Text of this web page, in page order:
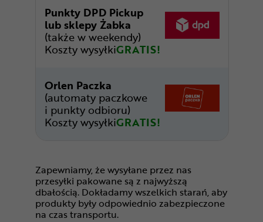
Punkty DPD Pickup
lub sklepy Żabka
(także w weekendy)
Koszty wysyłkiGRATIS!
Orlen Paczka
(automaty paczkowe
i punkty odbioru)
Koszty wysyłkiGRATIS!
Zapewniamy, że wysyłane przez nas
przesyłki pakowane są z najwyższą
dbałością. Dokładamy wszelkich starań, aby
produkty były odpowiednio zabezpieczone
na czas transportu.